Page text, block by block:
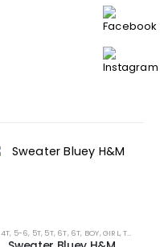
Este producto tiene múltiples variantes. Las opciones se pueden elegir en la página de producto
4T, 5-6, 5T, 5T, 6T, 6T, BOY,GIRL,TODDLER BOY